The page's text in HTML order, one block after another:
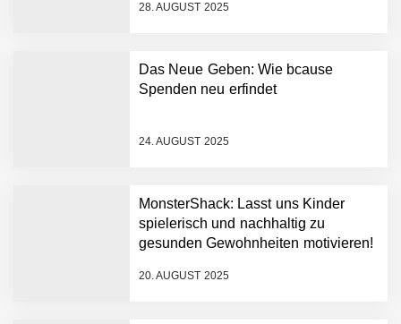
28. AUGUST 2025
Das Neue Geben: Wie bcause
Spenden neu erfindet
24. AUGUST 2025
MonsterShack: Lasst uns Kinder
spielerisch und nachhaltig zu
gesunden Gewohnheiten motivieren!
20. AUGUST 2025
Gesundheitsnotstand zu
KI das Gesundheitswesen
verändert
bcause Spenden neu
erfindet
MonsterShack